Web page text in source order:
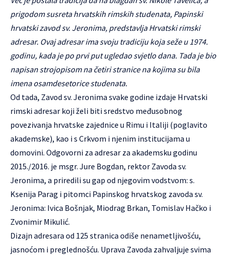
prigodom susreta hrvatskih rimskih studenata, Papinski
hrvatski zavod sv. Jeronima, predstavlja Hrvatski rimski
adresar. Ovaj adresar ima svoju tradiciju koja seže u 1974.
godinu, kada je po prvi put ugledao svjetlo dana. Tada je bio
napisan strojopisom na četiri stranice na kojima su bila
imena osamdesetorice studenata.
Od tada, Zavod sv. Jeronima svake godine izdaje Hrvatski
rimski adresar koji želi biti sredstvo međusobnog
povezivanja hrvatske zajednice u Rimu i Italiji (poglavito
akademske), kao i s Crkvom i njenim institucijama u
domovini. Odgovorni za adresar za akademsku godinu
2015./2016. je msgr. Jure Bogdan, rektor Zavoda sv.
Jeronima, a priredili su gap od njegovim vodstvom: s.
Ksenija Parag i pitomci Papinskog hrvatskog zavoda sv.
Jeronima: Ivica Bošnjak, Miodrag Brkan, Tomislav Hačko i
Zvonimir Mikulić.
Dizajn adresara od 125 stranica odiše nenametljivošću,
jasnoćom i preglednošću. Uprava Zavoda zahvaljuje svima